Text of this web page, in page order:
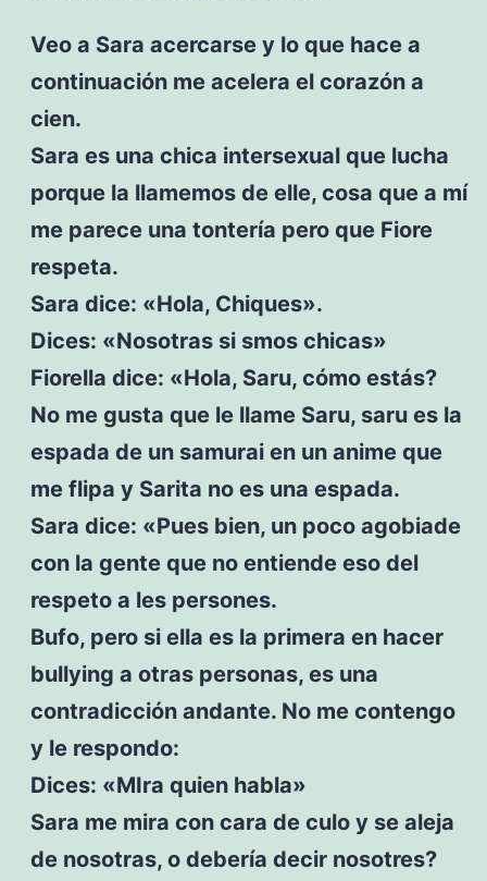
Veo a Sara acercarse y lo que hace a
continuación me acelera el corazón a
cien.
Sara es una chica intersexual que lucha
porque la llamemos de elle, cosa que a mí
me parece una tontería pero que Fiore
respeta.
Sara dice: «Hola, Chiques».
Dices: «Nosotras si smos chicas»
Fiorella dice: «Hola, Saru, cómo estás?
No me gusta que le llame Saru, saru es la
espada de un samurai en un anime que
me flipa y Sarita no es una espada.
Sara dice: «Pues bien, un poco agobiade
con la gente que no entiende eso del
respeto a les persones.
Bufo, pero si ella es la primera en hacer
bullying a otras personas, es una
contradicción andante. No me contengo
y le respondo:
Dices: «MIra quien habla»
Sara me mira con cara de culo y se aleja
de nosotras, o debería decir nosotres?